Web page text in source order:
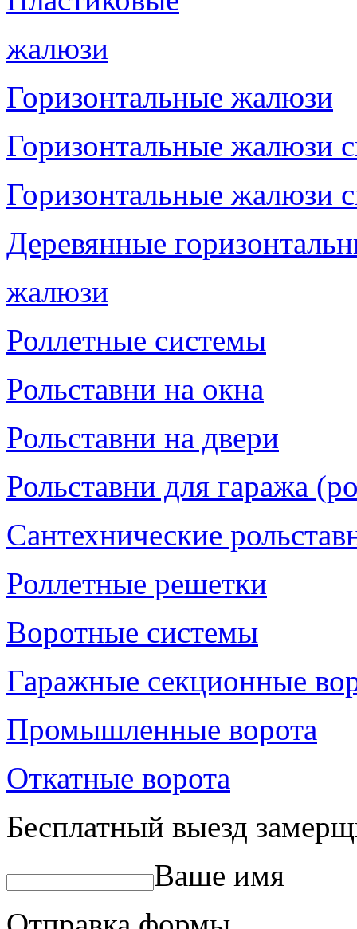
жалюзи
Горизонтальные жалюзи
Горизонтальные жалюзи
Горизонтальные жалюзи
Деревянные
жалюзи
Роллетные системы
Рольставни на окна
Рольставни на двери
Рольставни для гаража
Сантехнические
Роллетные решетки
Воротные системы
Гаражные секционные
Промышленные ворота
Откатные ворота
Бесплатный выезд
Ваше имя